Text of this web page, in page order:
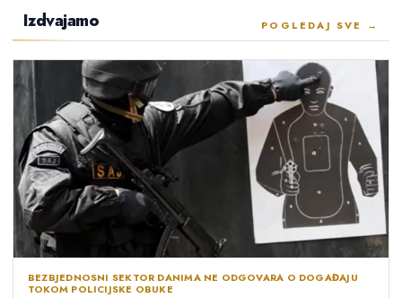
Izdvajamo POGLEDAJ SVE →
BEZBJEDNOSNI SEKTOR DANIMA NE ODGOVARA O DOGAĐAJU
TOKOM POLICIJSKE OBUKE